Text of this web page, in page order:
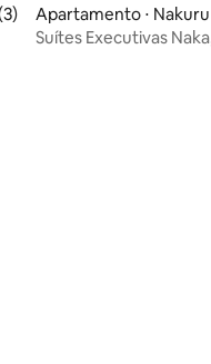
uma avaliação média de 5,
Apartamento ⋅ Nakuru
Suítes Executivas